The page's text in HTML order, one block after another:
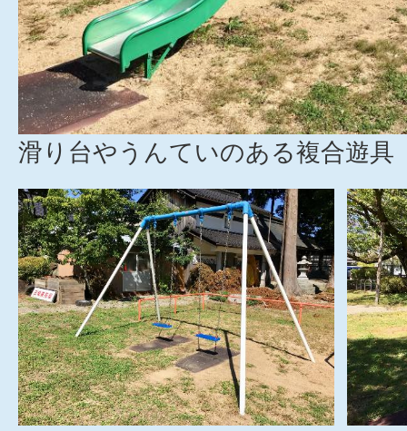
滑り台やうんていのある複合遊具